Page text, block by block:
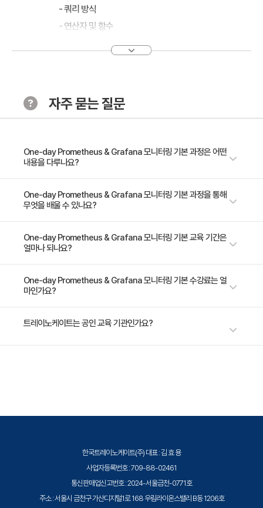
- 쿼리 방식
- 연산자 및 함수
Exporter 설정 및 AWS 리소스 모니터링
- EBS
그라파나 대시보드
- 대시보드
- 패널 구성
알림 설정 및 관리
- 그라파나 알림 설정
자주 묻는 질문
One-day Prometheus & Grafana 모니터링 기본 과정은 어떤
내용을 다루나요?
* 해당 과정은 대면 및 비대면(Zoom) 으로 동시에 진행됩니다. 모니터링이
란 무엇인지 기본 개념을 학습하고, 오픈소스 도구 Prometheus 와
니다.
One-day Prometheus & Grafana 모니터링 기본 과정을 통해
무엇을 배울 수 있나요?
- 모니터링 개념 이해 - 프로메테우스와 그라파나 개념 이해 - PromQL -
Exporter - Grafana 대시보드
One-day Prometheus & Grafana 모니터링 기본 교육 기간은
얼마나 되나요?
1일 과정입니다. 상세 일정은 교육 페이지에서 확인하실 수 있습니다.
One-day Prometheus & Grafana 모니터링 기본 수강료는 얼
마인가요?
수강료는 300,000원(VAT 별도)입니다. 고용보험 환급 및 기업 할인 혜택
트레이노케이트는 공인 교육 기관인가요?
한국트레이노케이트(주) 대표 : 김 효 용
사업자등록번호 : 709-88-02461
통신판매업신고번호 : 2024-서울금천-0771호
주소 : 서울시 금천구 가산디지털1로 168 우림라이온스밸리 B동 1206호